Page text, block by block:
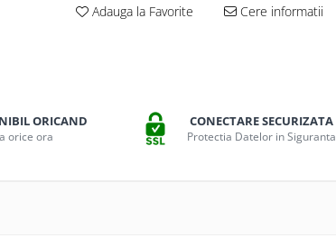
Adauga la Favorite Cere informatii
ORICAND
orice ora
CONECTARE SECURIZATA
Protectia Datelor in Siguranta